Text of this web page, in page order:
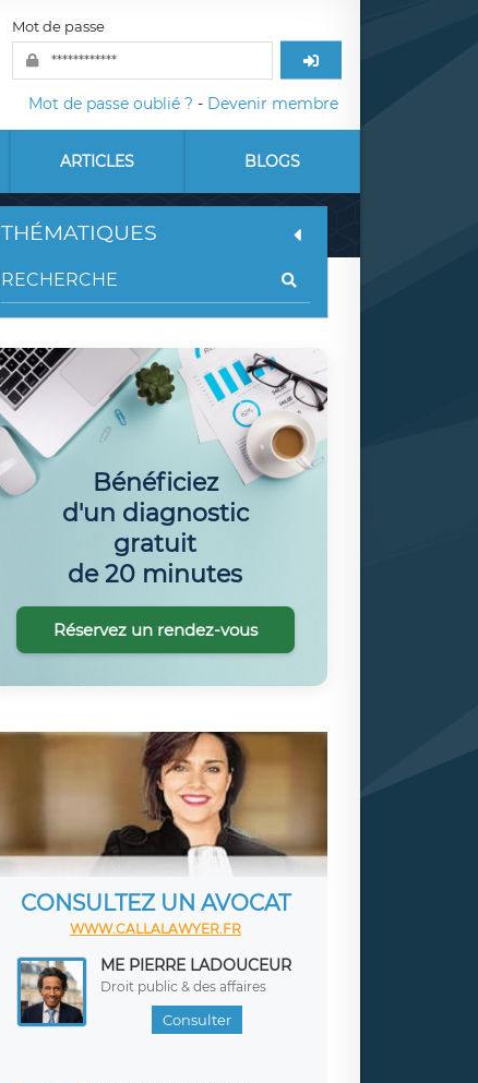
Mot de passe
Mot de passe oublié ? - Devenir membre
ARTICLES BLOGS
THÉMATIQUES
Bénéficiez
d'un diagnostic
gratuit
de 20 minutes
Réservez un rendez-vous
CONSULTEZ UN AVOCAT
WWW.CALLALAWYER.FR
ME PIERRE LADOUCEUR
Droit public & des affaires
Consulter